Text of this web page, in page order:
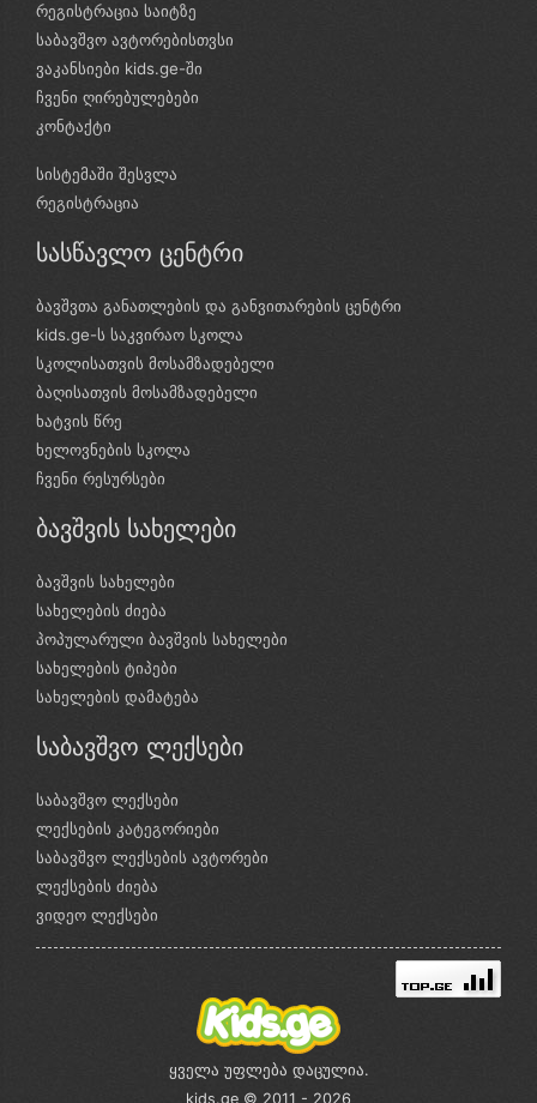
რეგისტრაცია საიტზე
საბავშვო ავტორებისთვსი
ვაკანსიები kids.ge-ში
ჩვენი ღირებულებები
კონტაქტი
სისტემაში შესვლა
რეგისტრაცია
სასწავლო ცენტრი
ბავშვთა განათლების და განვითარების ცენტრი
kids.ge-ს საკვირაო სკოლა
სკოლისათვის მოსამზადებელი
ბაღისათვის მოსამზადებელი
ხატვის წრე
ხელოვნების სკოლა
ჩვენი რესურსები
ბავშვის სახელები
ბავშვის სახელები
სახელების ძიება
პოპულარული ბავშვის სახელები
სახელების ტიპები
სახელების დამატება
საბავშვო ლექსები
საბავშვო ლექსები
ლექსების კატეგორიები
საბავშვო ლექსების ავტორები
ლექსების ძიება
ვიდეო ლექსები
ყველა უფლება დაცულია.
kids.ge © 2011 - 2026